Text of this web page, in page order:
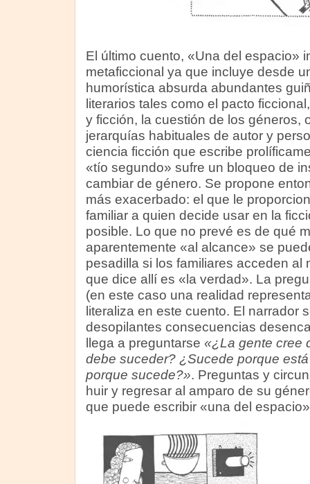
El último cuento, «Una del espacio»
metaficcional ya que incluye desde
humorística absurda abundantes
literarios tales como el pacto
y ficción, la cuestión de los géneros,
jerarquías habituales de autor y
ciencia ficción que escribe
«tío segundo» sufre un bloqueo de
cambiar de género. Se propone
más exacerbado: el que le
familiar a quien decide usar en la
posible. Lo que no prevé es de qué
aparentemente «al alcance» se
pesadilla si los familiares acceden al
que dice allí es «la verdad». La
(en este caso una realidad
literaliza en este cuento. El narrador
desopilantes consecuencias
llega a preguntarse «¿La gente cree
debe suceder? ¿Sucede porque
porque sucede?». Preguntas y
huir y regresar al amparo de su
que puede escribir «una del